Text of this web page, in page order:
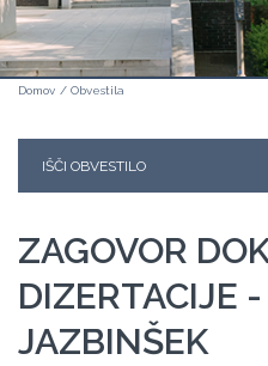
Domov / Obvestila
ZAGOVOR
DIZERTACIJE
JAZBINŠEK